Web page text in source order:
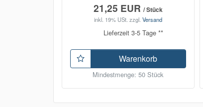
21,25 EUR / Stück
inkl. 19% USt. zzgl. Versand
Lieferzeit 3-5 Tage **
Warenkorb
Mindestmenge: 50 Stück